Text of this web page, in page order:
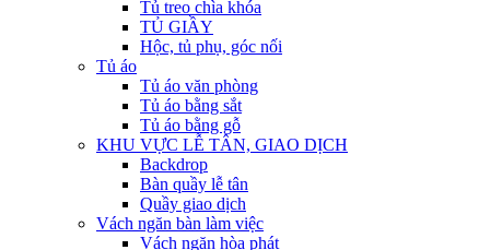
Tủ treo chìa khóa
TỦ GIẦY
Hộc, tủ phụ, góc nối
Tủ áo
Tủ áo văn phòng
Tủ áo bằng sắt
Tủ áo bằng gỗ
KHU VỰC LỄ TÂN, GIAO DỊCH
Backdrop
Bàn quầy lễ tân
Quầy giao dịch
Vách ngăn bàn làm việc
Vách ngăn hòa phát